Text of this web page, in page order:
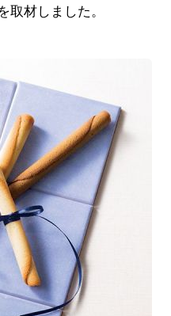
取材しました。